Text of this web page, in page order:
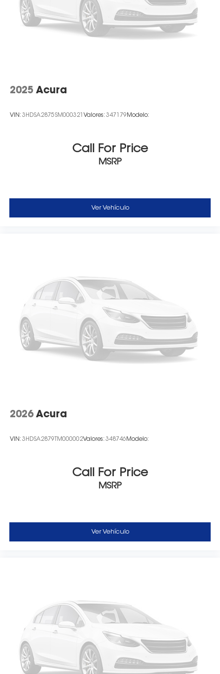
2025 Acura
VIN: 3HDSA2875SM000321 Valores: 347179 Modelo:
Call For Price
MSRP
Ver Vehículo
2026 Acura
VIN: 3HDSA2879TM000002Valores: 348746 Modelo:
Call For Price
MSRP
Ver Vehículo